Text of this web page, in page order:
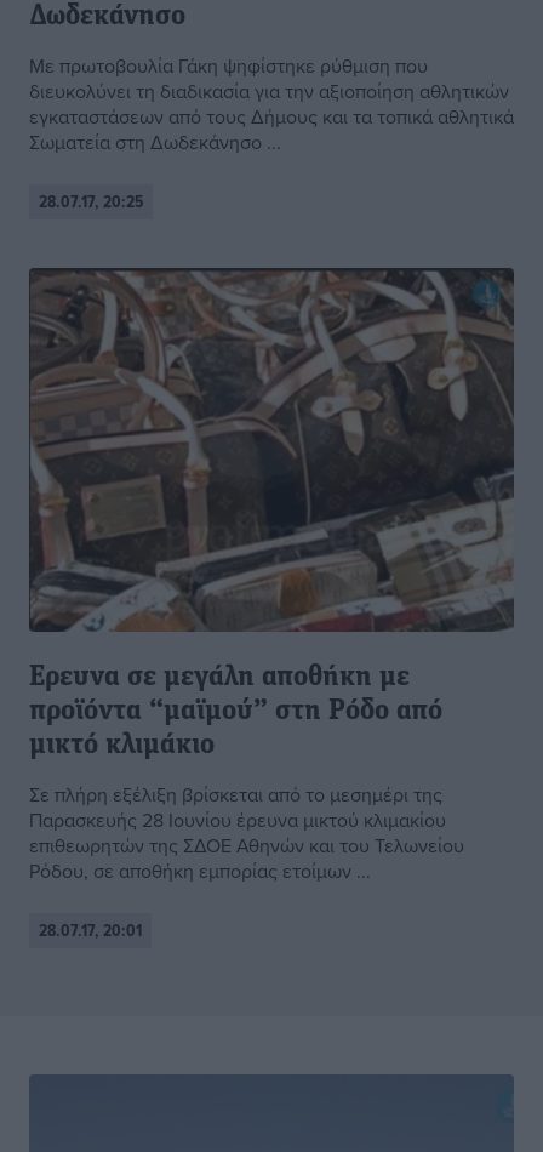
Δωδεκάνησο
Με πρωτοβουλία Γάκη ψηφίστηκε ρύθμιση που
διευκολύνει τη διαδικασία για την αξιοποίηση αθλητικών
εγκαταστάσεων από τους Δήμους και τα τοπικά αθλητικά
Σωματεία στη Δωδεκάνησο ...
28.07.17, 20:25
Ερευνα σε μεγάλη αποθήκη με
προϊόντα “μαϊμού” στη Ρόδο από
μικτό κλιμάκιο
Σε πλήρη εξέλιξη βρίσκεται από το μεσημέρι της
Παρασκευής 28 Ιουνίου έρευνα μικτού κλιμακίου
επιθεωρητών της ΣΔΟΕ Αθηνών και του Τελωνείου
Ρόδου, σε αποθήκη εμπορίας ετοίμων ...
28.07.17, 20:01